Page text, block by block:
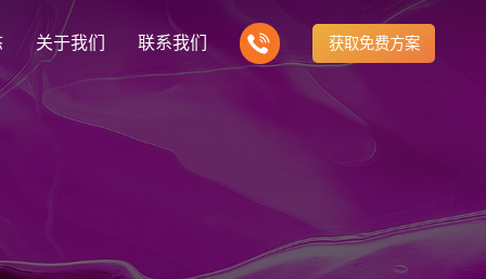
企业营销型网站建设
行业门户网站
行业门户网站平台开发
多样化产品总有一个满足你的需求
建站知识
Website building knowledge
关于我们
公司团队
我们的团队协作精神
联系我们 获取免费方案